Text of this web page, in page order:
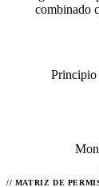
combinado
Principio
// MATRIZ DE